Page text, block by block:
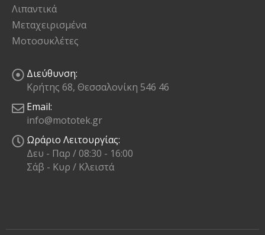
Λιπαντικά
Μεταχειρισμένα
Μοτοσυκλέτες
Διεύθυνση:
Κρήτης 68, Θεσσαλονίκη 546 46
Email:
info@mototek.gr
Ωράριο Λειτουργίας:
Δευ - Παρ / 08:30 - 16:00
Σάβ - Κυρ / Κλειστά